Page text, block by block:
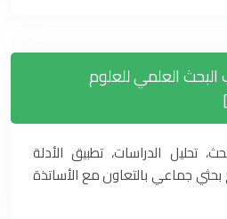
البحث العلمي للعلوم
تحليل الدراسات، تطبيق الأدلة
بحثي جماعي بالتعاون مع الأساتذة